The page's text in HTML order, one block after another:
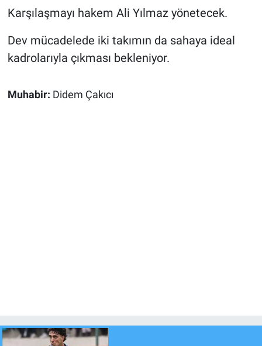
Karşılaşmayı hakem Ali Yılmaz yönetecek.
Dev mücadelede iki takımın da sahaya ideal
kadrolarıyla çıkması bekleniyor.
Muhabir: Didem Çakıcı